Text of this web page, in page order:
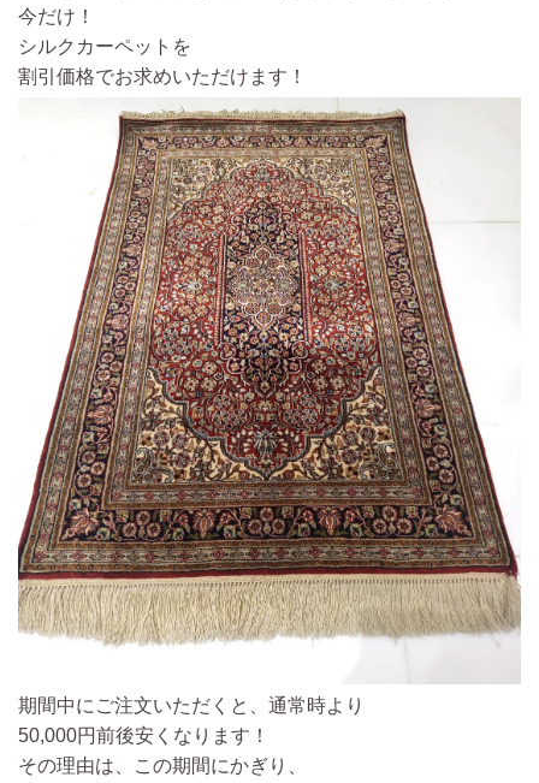
今だけ！
シルクカーペットを
割引価格でお求めいただけます！
期間中にご注文いただくと、通常時より
50,000円前後安くなります！
その理由は、この期間にかぎり、